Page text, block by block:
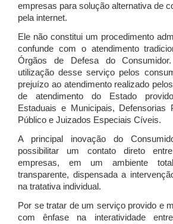
empresas para solução alternativa de
pela internet.
Ele não constitui um procedimento
confunde com o atendimento
Órgãos de Defesa do
utilização desse serviço pelos
prejuízo ao atendimento realizado
de atendimento do Estado
Estaduais e Municipais, Defensorias
Público e Juizados Especiais Cíveis.
A principal inovação do
possibilitar um contato direto
empresas, em um ambiente
transparente, dispensada a
na tratativa individual.
Por se tratar de um serviço provido e
com ênfase na interatividade